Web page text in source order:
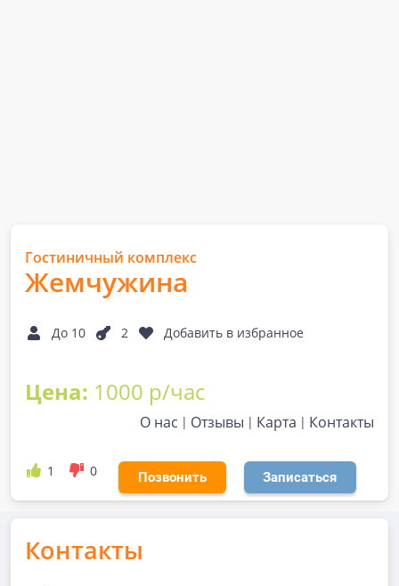
Гостиничный комплекс
Жемчужина
До 10 2 Добавить в избранное
Цена: 1000 р/час
О нас Отзывы Карта Контакты
1 0 Позвонить Записаться
Контакты